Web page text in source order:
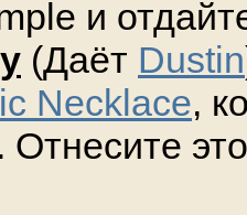
и
(Даёт Dustin
Necklace,
Отнесите